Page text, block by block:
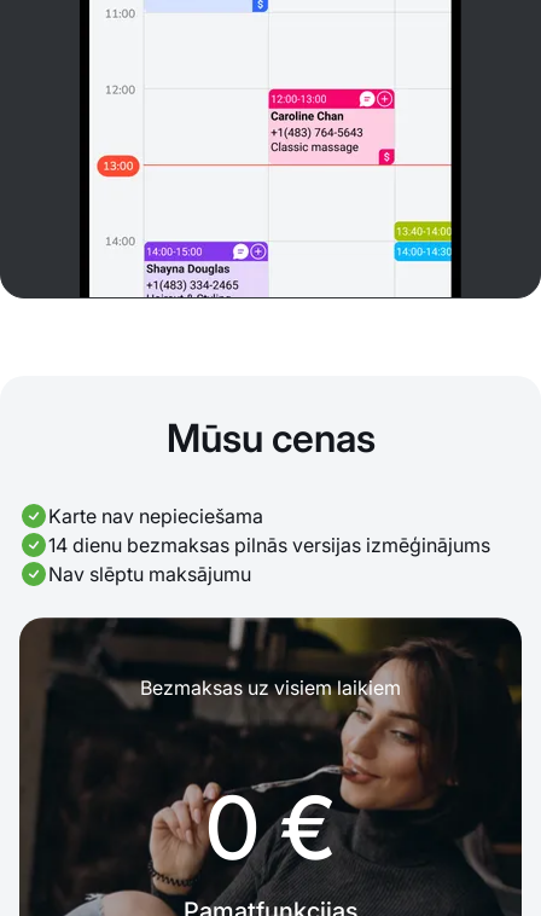
Mūsu cenas
Karte nav nepieciešama
14 dienu bezmaksas pilnās versijas izmēģinājums
Nav slēptu maksājumu
Bezmaksas uz visiem laikiem
0 €